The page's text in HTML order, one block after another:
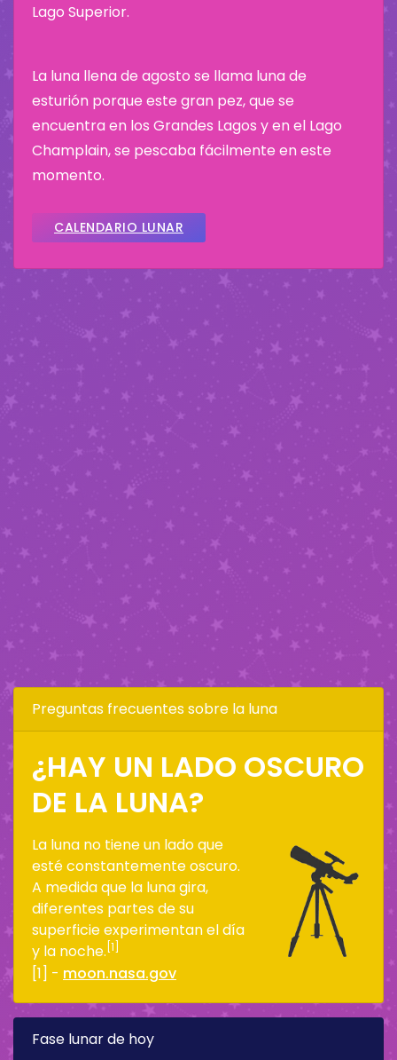
Lago Superior.
La luna llena de agosto se llama luna de
esturión porque este gran pez, que se
encuentra en los Grandes Lagos y en el Lago
Champlain, se pescaba fácilmente en este
momento.
CALENDARIO LUNAR
Preguntas frecuentes sobre la luna
¿HAY UN LADO OSCURO
DE LA LUNA?
La luna no tiene un lado que
esté constantemente oscuro.
A medida que la luna gira,
diferentes partes de su
superficie experimentan el día
y la noche. [1]
[1] - moon.nasa.gov
Fase lunar de hoy